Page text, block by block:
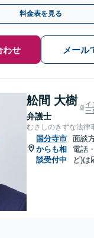
拠点あり】
料金表を見る
わせ メール
舩間 大樹
弁護士
イ
ー
むさしのきずな法律
国分寺市
からも相
談受付中
面談
電話
ど)は